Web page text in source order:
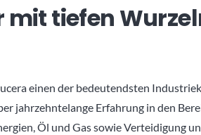
mit tiefen
einen der bedeutendsten
jahrzehntelange Erfahrung in den
Öl und Gas sowie Verteidigung